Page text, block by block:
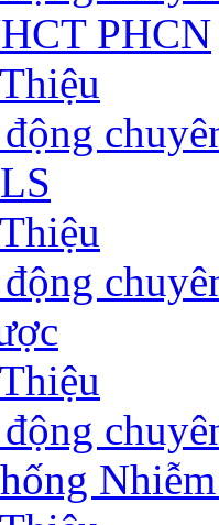
PHCN